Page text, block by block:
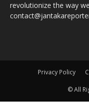
revolutionize the way
Privacy Policy
© All